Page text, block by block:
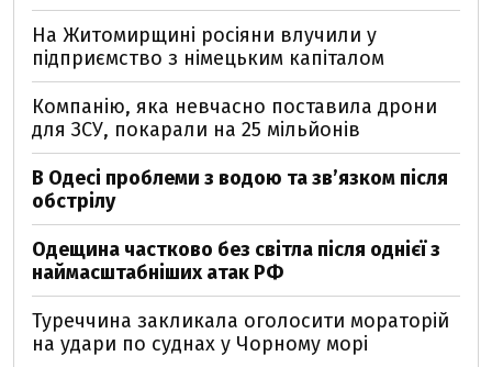
На Житомирщині росіяни влучили у
підприємство з німецьким капіталом
Компанію, яка невчасно поставила дрони
для ЗСУ, покарали на 25 мільйонів
В Одесі проблеми з водою та звʼязком після
обстрілу
Одещина частково без світла після однієї з
наймасштабніших атак РФ
Туреччина закликала оголосити мораторій
на удари по суднах у Чорному морі